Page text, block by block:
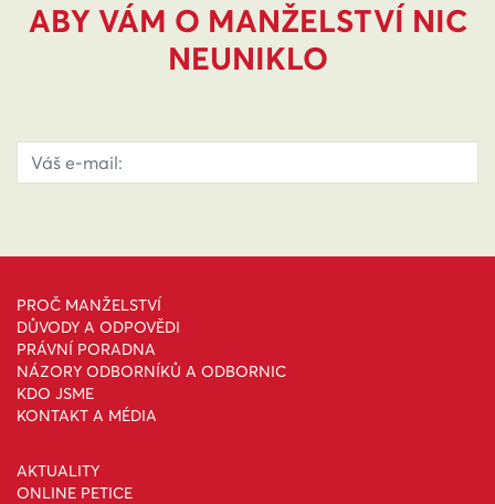
ABY VÁM O MANŽELSTVÍ NIC
NEUNIKLO
PROČ MANŽELSTVÍ
DŮVODY A ODPOVĚDI
PRÁVNÍ PORADNA
NÁZORY ODBORNÍKŮ A ODBORNIC
KDO JSME
KONTAKT A MÉDIA
AKTUALITY
ONLINE PETICE